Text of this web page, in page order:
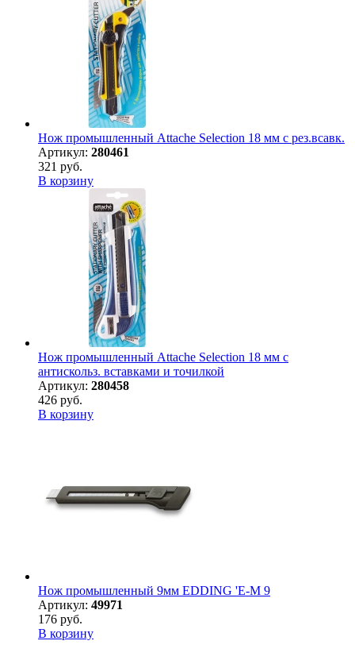
Нож промышленный Attache Selection 18 мм с рез.всавк.
Артикул: 280461
321 руб.
В корзину
Нож промышленный Attache Selection 18 мм с
антискольз. вставками и точилкой
Артикул: 280458
426 руб.
В корзину
Нож промышленный 9мм EDDING 'E-M 9
Артикул: 49971
176 руб.
В корзину